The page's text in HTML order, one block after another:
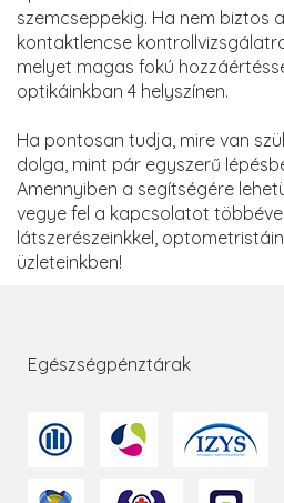
szemcseppekig. Ha nem biztos
kontaktlencse
melyet magas fokú
optikáinkban 4 helyszínen.
Ha pontosan tudja, mire van
dolga, mint pár egyszerű
Amennyiben a segítségére
vegye fel a kapcsolatot
látszerészeinkkel,
üzleteinkben!
Egészségpénztárak